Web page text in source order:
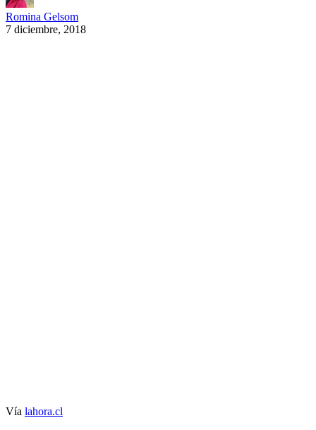
Romina Gelsom
7 diciembre, 2018
Vía lahora.cl